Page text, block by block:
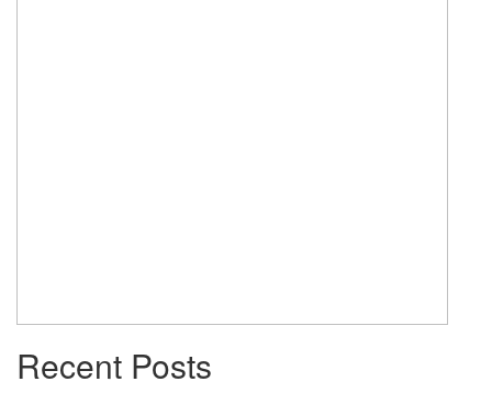
Recent Posts